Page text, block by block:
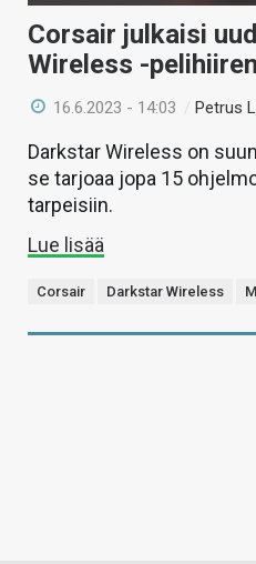
HAKU
Corsair julkaisi
Wireless -pelihiiren
16.6.2023 - 14:03 /Petrus
Darkstar Wireless on
se tarjoaa jopa 15
tarpeisiin.
Lue lisää
Corsair Darkstar Wireless